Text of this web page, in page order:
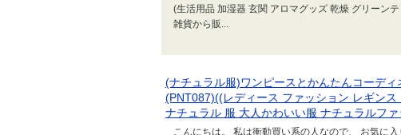
(生活用品 加湿器 玄関 アロマグッズ 乾燥 グリーン
雑貨から販...
(ナチュラル服)ワンピースとかんたんコーディ
(PNT087)((レディース ファッション レギン
ナチュラル 服 大人かわいい服 ナチュラルフ
こんにちは。 私は衝動買い系の人なので、 お気に